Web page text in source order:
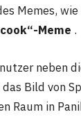
Memes,
“-Meme .
neben
Bild von
Raum in